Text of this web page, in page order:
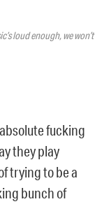
loud enough, we won’t
fucking
they play
trying to be a
bunch of